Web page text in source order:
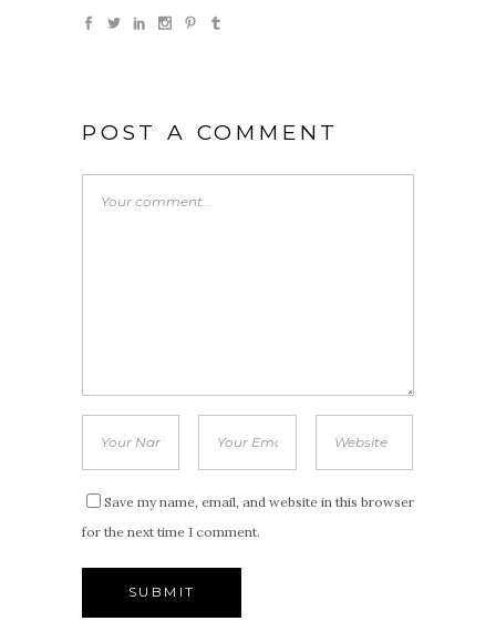
POST A COMMENT
Save my name, email, and website in this browser
for the next time I comment.